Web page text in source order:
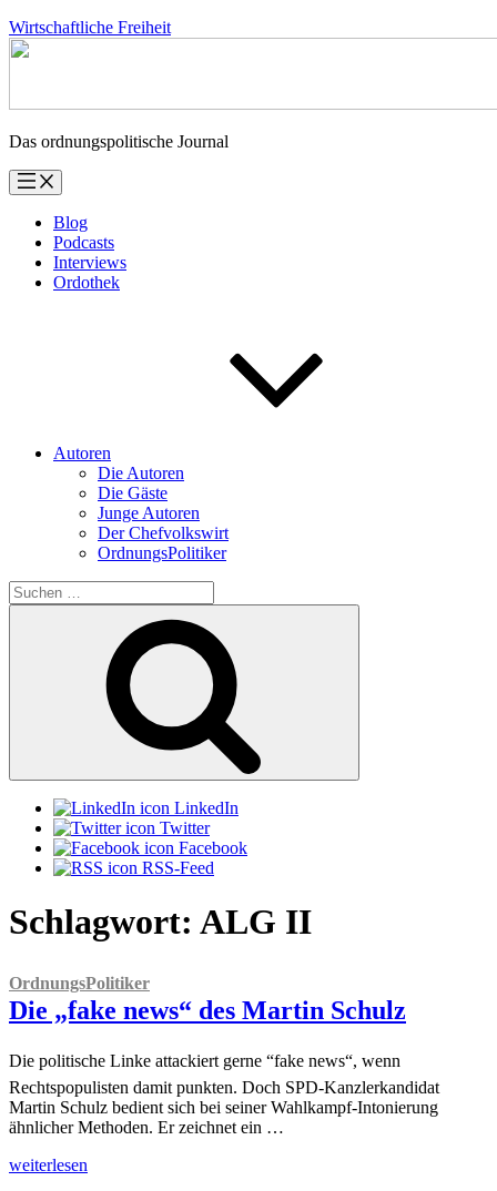
Zum
Inhalt
Wirtschaftliche Freiheit
Das ordnungspolitische Journal
Blog
Podcasts
Interviews
Ordothek
Autoren
Die Autoren
Die Gäste
Junge Autoren
Der Chefvolkswirt
OrdnungsPolitiker
Suchen
nach:
LinkedIn
Twitter
Facebook
RSS-Feed
Schlagwort: ALG II
OrdnungsPolitiker
Die „fake news“ des Martin Schulz
Die politische Linke attackiert gerne “fake news“, wenn
Rechtspopulisten damit punkten. Doch SPD-Kanzlerkandidat
Martin Schulz bedient sich bei seiner Wahlkampf-Intonierung
ähnlicher Methoden. Er zeichnet ein …
„OrdnungsPolitiker
weiterlesen